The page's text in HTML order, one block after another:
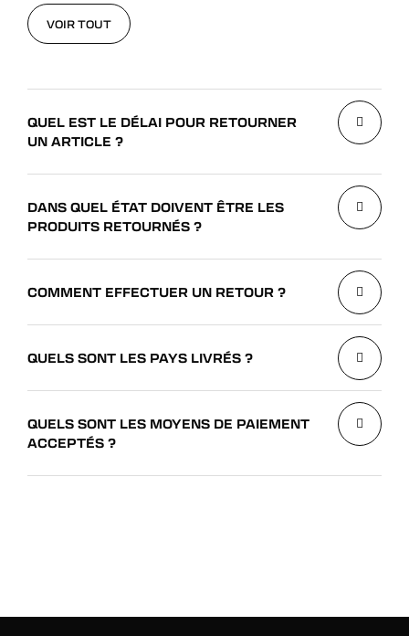
VOIR TOUT
QUEL EST LE DÉLAI POUR RETOURNER
UN ARTICLE ?
DANS QUEL ÉTAT DOIVENT ÊTRE LES
PRODUITS RETOURNÉS ?
COMMENT EFFECTUER UN RETOUR ?
QUELS SONT LES PAYS LIVRÉS ?
QUELS SONT LES MOYENS DE PAIEMENT
ACCEPTÉS ?